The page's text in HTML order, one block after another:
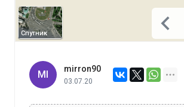
Спутник
MI
mirron90
03.07.20